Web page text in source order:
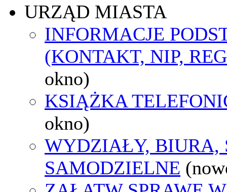
URZĄD MIASTA
INFORMACJE
(KONTAKT, NIP,
okno)
KSIĄŻKA
okno)
WYDZIAŁY, BIURA,
SAMODZIELNE